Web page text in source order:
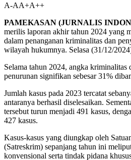
A-AA+A++
PAMEKASAN (JURNALIS
merilis laporan akhir tahun 2024 yang
dalam penanganan kriminalitas dan
wilayah hukumnya. Selasa (31/12/
Selama tahun 2024, angka kriminalitas
penurunan signifikan sebesar 31%
Jumlah kasus pada 2023 tercatat
antaranya berhasil diselesaikan.
tersebut turun menjadi 491 kasus,
427 kasus.
Kasus-kasus yang diungkap oleh
(Satreskrim) sepanjang tahun ini
konvensional serta tindak pidana